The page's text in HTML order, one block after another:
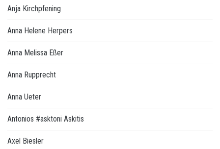
Anja Kirchpfening
Anna Helene Herpers
Anna Melissa Eßer
Anna Rupprecht
Anna Ueter
Antonios #asktoni Askitis
Axel Biesler